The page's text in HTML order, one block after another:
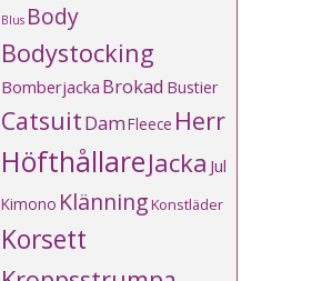
Blus Body
Bodystocking
Bomberjacka Brokad Bustier
CatsuitDamFleece Herr
HöfthållareJacka Jul
Kimono KlänningKonstläder
Korsett